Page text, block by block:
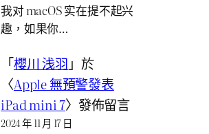
我对 macOS 实在提不起兴
趣，如果你…
「櫻川 浅羽 」於
〈Apple 無預警發表
iPad mini 7〉發佈留言
2024 年 11 月 17 日